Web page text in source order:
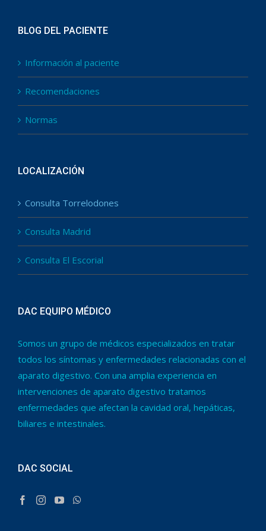
BLOG DEL PACIENTE
Información al paciente
Recomendaciones
Normas
LOCALIZACIÓN
Consulta Torrelodones
Consulta Madrid
Consulta El Escorial
DAC EQUIPO MÉDICO
Somos un grupo de médicos especializados en tratar
todos los síntomas y enfermedades relacionadas con el
aparato digestivo. Con una amplia experiencia en
intervenciones de aparato digestivo tratamos
enfermedades que afectan la cavidad oral, hepáticas,
biliares e intestinales.
DAC SOCIAL